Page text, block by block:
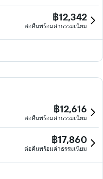
฿12,342
ต่อคืนพร้อมค่าธรรมเนียม
฿12,616
ต่อคืนพร้อมค่าธรรมเนียม
฿17,860
ต่อคืนพร้อมค่าธรรมเนียม